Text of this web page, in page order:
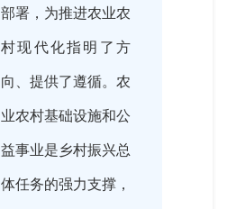
部署，为推进农业农
村现代化指明了方
向、提供了遵循。农
业农村基础设施和公
益事业是乡村振兴总
体任务的强力支撑，